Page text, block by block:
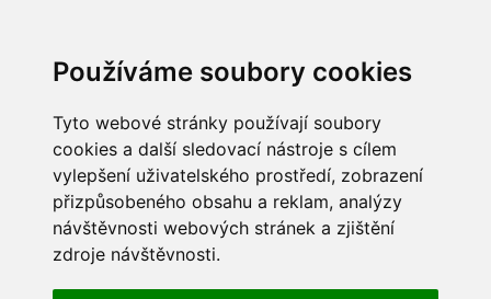
Používáme soubory cookies
Tyto webové stránky používají soubory
cookies a další sledovací nástroje s cílem
vylepšení uživatelského prostředí, zobrazení
přizpůsobeného obsahu a reklam, analýzy
návštěvnosti webových stránek a zjištění
zdroje návštěvnosti.